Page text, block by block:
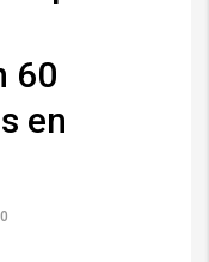
60
en
0